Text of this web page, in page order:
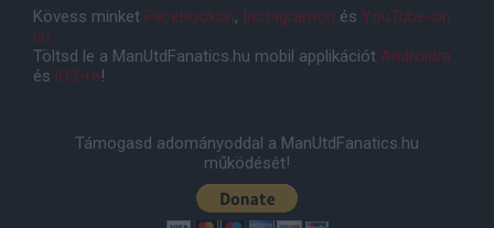
Kövess minket Facebookon, Instagramon és YouTube-on
is!
Töltsd le a ManUtdFanatics.hu mobil applikációt Androidra
és iOS-re!
Támogasd adományoddal a ManUtdFanatics.hu
működését!